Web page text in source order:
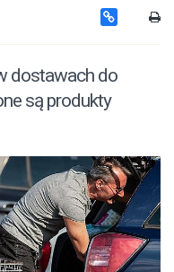
dostawach do
są produkty